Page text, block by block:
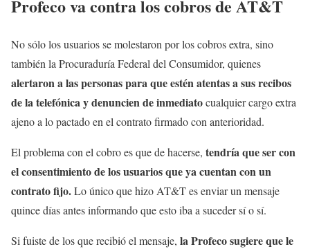
Profeco va contra los cobros de AT&T
No sólo los usuarios se molestaron por los cobros extra, sino
también la Procuraduría Federal del Consumidor, quienes
alertaron a las personas para que estén atentas a sus recibos
de la telefónica y denuncien de inmediatocualquier cargo extra
ajeno a lo pactado en el contrato firmado con anterioridad.
El problema con el cobro es que de hacerse, tendría que ser con
el consentimiento de los usuarios que ya cuentan con un
contrato fijo.Lo único que hizo AT&T es enviar un mensaje
quince días antes informando que esto iba a suceder sí o sí.
Si fuiste de los que recibió el mensaje, la Profeco sugiere que le